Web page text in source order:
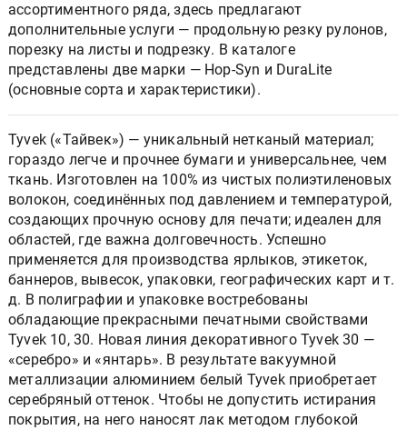
ассортиментного ряда, здесь предлагают
дополнительные услуги — продольную резку рулонов,
порезку на листы и подрезку. В каталоге
представлены две марки — Hop-Syn и DuraLite
(основные сорта и характеристики).
Tyvek («Тайвек») — уникальный нетканый материал;
гораздо легче и прочнее бумаги и универсальнее, чем
ткань. Изготовлен на 100% из чистых полиэтиленовых
волокон, соединённых под давлением и температурой,
создающих прочную основу для печати; идеален для
областей, где важна долговечность. Успешно
применяется для производства ярлыков, этикеток,
баннеров, вывесок, упаковки, географических карт и т.
д. В полиграфии и упаковке востребованы
обладающие прекрасными печатными свойствами
Tyvek 10, 30. Новая линия декоративного Tyvek 30 —
«серебро» и «янтарь». В результате вакуумной
металлизации алюминием белый Tyvek приобретает
серебряный оттенок. Чтобы не допустить истирания
покрытия, на него наносят лак методом глубокой